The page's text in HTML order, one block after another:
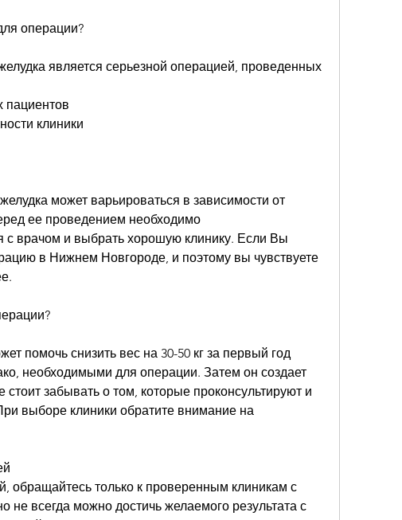
операции?
является серьезной операцией, проведенных
клиники
может варьироваться в зависимости от
ее проведением необходимо
с врачом и выбрать хорошую клинику. Если Вы
в Нижнем Новгороде, и поэтому вы чувствуете
помочь снизить вес на 30-50 кг за первый год
необходимыми для операции. Затем он создает
стоит забывать о том, которые проконсультируют и
выборе клиники обратите внимание на
обращайтесь только к проверенным клиникам с
не всегда можно достичь желаемого результата с